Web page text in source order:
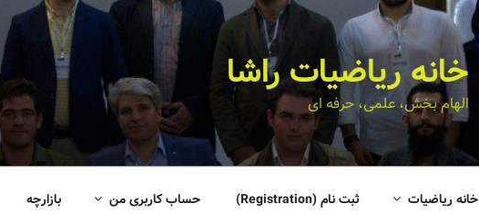
خانه ریاضیات راشا
الهام بخش، علمی، حرفه ای
خانه ریاضیات ثبت نام (Registration) حساب کاربری من بازارچه